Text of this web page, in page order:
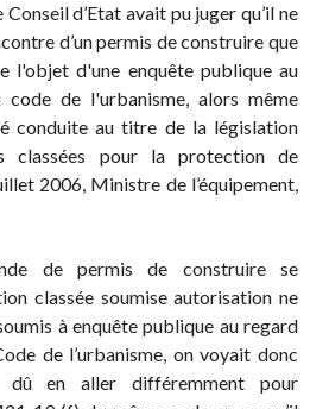
d’Etat avait pu juger qu’il ne
d’un permis de construire que
l'objet d'une enquête publique au
de l'urbanisme, alors même
conduite au titre de la législation
classées pour la protection de
2006, Ministre de l’équipement,
de permis de construire se
classée soumise autorisation ne
à enquête publique au regard
de l’urbanisme, on voyait donc
en aller différemment pour